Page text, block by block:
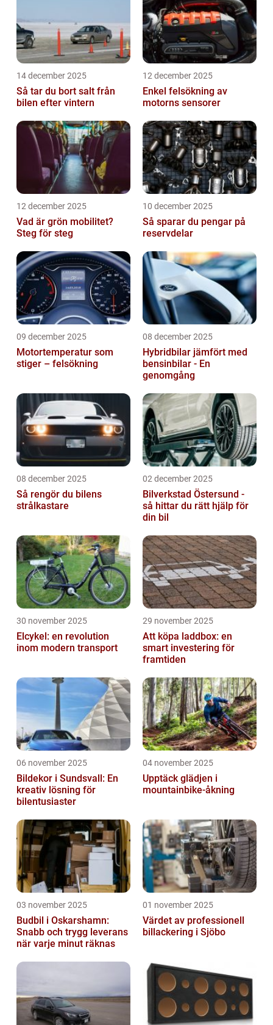
14 december 2025
Så tar du bort salt från
bilen efter vintern
12 december 2025
Enkel felsökning av
motorns sensorer
12 december 2025
Vad är grön mobilitet?
Steg för steg
10 december 2025
Så sparar du pengar på
reservdelar
09 december 2025
Motortemperatur som
stiger – felsökning
08 december 2025
Hybridbilar jämfört med
bensinbilar - En
genomgång
08 december 2025
Så rengör du bilens
strålkastare
02 december 2025
Bilverkstad Östersund -
så hittar du rätt hjälp för
din bil
30 november 2025
Elcykel: en revolution
inom modern transport
29 november 2025
Att köpa laddbox: en
smart investering för
framtiden
06 november 2025
Bildekor i Sundsvall: En
kreativ lösning för
bilentusiaster
04 november 2025
Upptäck glädjen i
mountainbike-åkning
03 november 2025
Budbil i Oskarshamn:
Snabb och trygg leverans
när varje minut räknas
01 november 2025
Värdet av professionell
billackering i Sjöbo